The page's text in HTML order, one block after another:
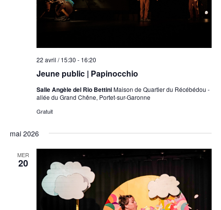
Jeune public | Papinocchio
22 avril / 15:30 - 16:20
Salle Angèle del Rio BettiniMaison de Quartier du Récébédou -
allée du Grand Chêne, Portet-sur-Garonne
Gratuit
mai 2026
MER
20